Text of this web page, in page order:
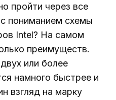
пройти через все
пониманием схемы
Intel? На самом
преимуществ.
или более
намного быстрее и
взгляд на марку